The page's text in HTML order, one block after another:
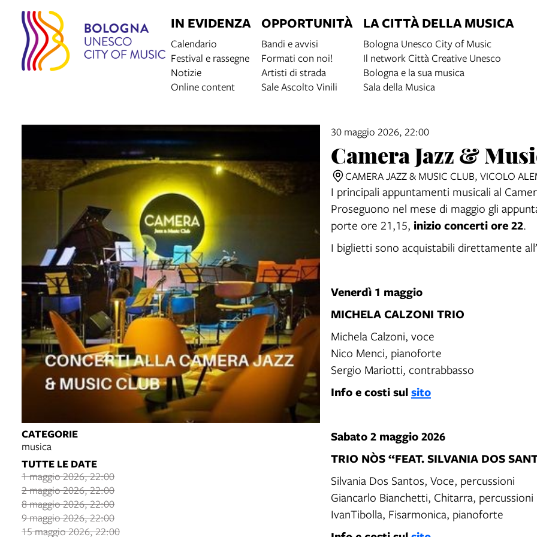
IN EVIDENZA
Calendario
Festival e rassegne
Notizie
Online content
OPPORTUNITÀ
Bandi e avvisi
Formati con noi!
Artisti di strada
Sale Ascolto Vinili
LA CITTÀ DELLA MUSICA
Bologna Unesco City of Music
Il network Città Creative Unesco
Bologna e la sua musica
Sala della Musica
CATEGORIE
musica
TUTTE LE DATE
1 maggio 2026, 22:00
2 maggio 2026, 22:00
8 maggio 2026, 22:00
9 maggio 2026, 22:00
15 maggio 2026, 22:00
30 maggio 2026, 22:00
Camera Jazz &
CAMERA JAZZ & MUSIC CLUB, VICOLO
I principali appuntamenti musicali al
Proseguono nel mese di maggio gli
porte ore 21,15, inizio concerti ore 22.
I biglietti sono acquistabili direttamente
Venerdì 1 maggio
MICHELA CALZONI TRIO
Michela Calzoni, voce
Nico Menci, pianoforte
Sergio Mariotti, contrabbasso
Info e costi sulsito
Sabato 2 maggio 2026
TRIO NÒS “FEAT. SILVANIA DOS
Silvania Dos Santos, Voce, percussioni
Giancarlo Bianchetti, Chitarra, percussioni
IvanTibolla, Fisarmonica, pianoforte